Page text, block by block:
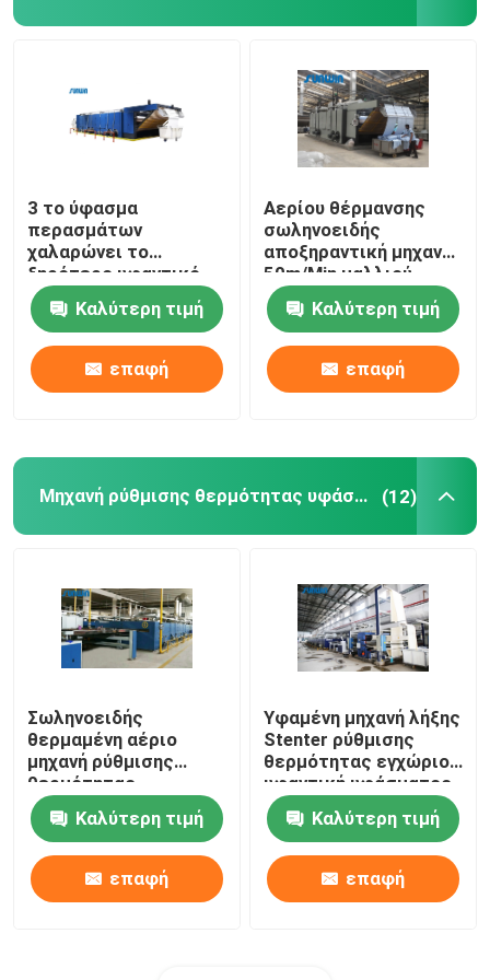
Χαλαρώστε την ξηρότερη μηχανή
3 το ύφασμα
περασμάτων
χαλαρώνει το
ξηρότερο υφαντικό
μπλε λευκό μηχανών
ξήρανσηςΚαλύτερη τιμή
επαφή
Αερίου θέρμανσης
σωληνοειδής
αποξηραντική μηχανή
50m/Min μαλλιού
μηχανών υφάσματος
ξηρότερη προ
Καλύτερη τιμή
επαφή
Μηχανή ρύθμισης θερμότητας υφάσματος (12)
Σωληνοειδής
θερμαμένη αέριο
μηχανή ρύθμισης
θερμότητας
υφάσματος για τα
υφάσματα 2200mm
πετσετών
Καλύτερη τιμή
επαφή
Υφαμένη μηχανή λήξης
Stenter ρύθμισης
θερμότητας εγχώριου
υφαντική υφάσματος
θερμαμένη πετρέλαιο
Καλύτερη τιμή
επαφή